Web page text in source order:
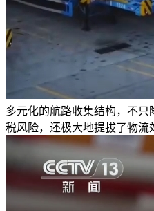
多元化的航路收集结构，不
税风险，还极大地提拔了物流